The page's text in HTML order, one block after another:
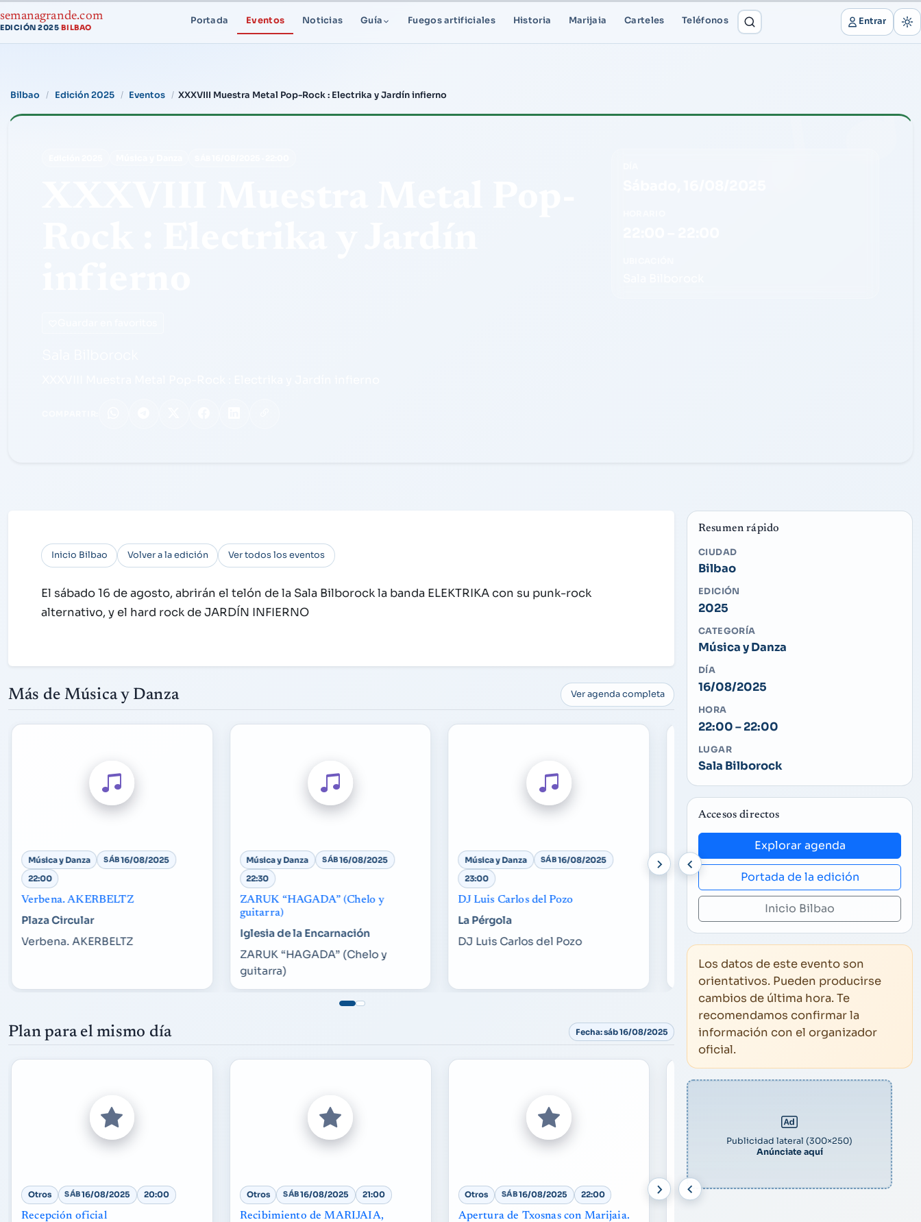
semanagrande.com
EDICIÓN 2025·BILBAO
Portada Eventos Noticias Guía Fuegos artificiales Historia Marijaia Carteles Teléfonos Entrar
Bilbao Edición 2025 Eventos XXXVIII Muestra Metal Pop-Rock : Electrika y Jardín infierno
Inicio Bilbao Volver a la edición Ver todos los eventos
El sábado 16 de agosto, abrirán el telón de la Sala Bilborock la banda ELEKTRIKA con su punk-rock
alternativo, y el hard rock de JARDÍN INFIERNO
Más de Música y Danza Ver agenda completa
Música y Danza SÁB16/08/2025
22:00
Verbena. AKERBELTZ
Plaza Circular
Verbena. AKERBELTZ
Música y Danza SÁB16/08/2025
22:30
ZARUK “HAGADA” (Chelo y
guitarra)
Iglesia de la Encarnación
ZARUK “HAGADA” (Chelo y
guitarra)
Música y Danza SÁB16/08/2025
23:00
DJ Luis Carlos del Pozo
La Pérgola
DJ Luis Carlos del Pozo
Música y Danza DOM17/08/2025
Olatz Salvador
Abandoibarra
Olatz Salvador
Plan para el mismo día Fecha: sáb 16/08/2025
Otros SÁB16/08/2025 20:00
Recepción oficial
Otros SÁB16/08/2025 21:00
Recibimiento de MARIJAIA,
Otros SÁB16/08/2025 22:00
Apertura de Txosnas con Marijaia.
Otros
Resumen rápido
CIUDAD
Bilbao
EDICIÓN
2025
CATEGORÍA
Música y Danza
DÍA
16/08/2025
HORA
22:00 – 22:00
LUGAR
Sala Bilborock
Accesos directos
Explorar agenda
Portada de la edición
Inicio Bilbao
Los datos de este evento son
orientativos. Pueden producirse
cambios de última hora. Te
recomendamos confirmar la
información con el organizador
oficial.
Publicidad lateral (300×250)
Anúnciate aquí